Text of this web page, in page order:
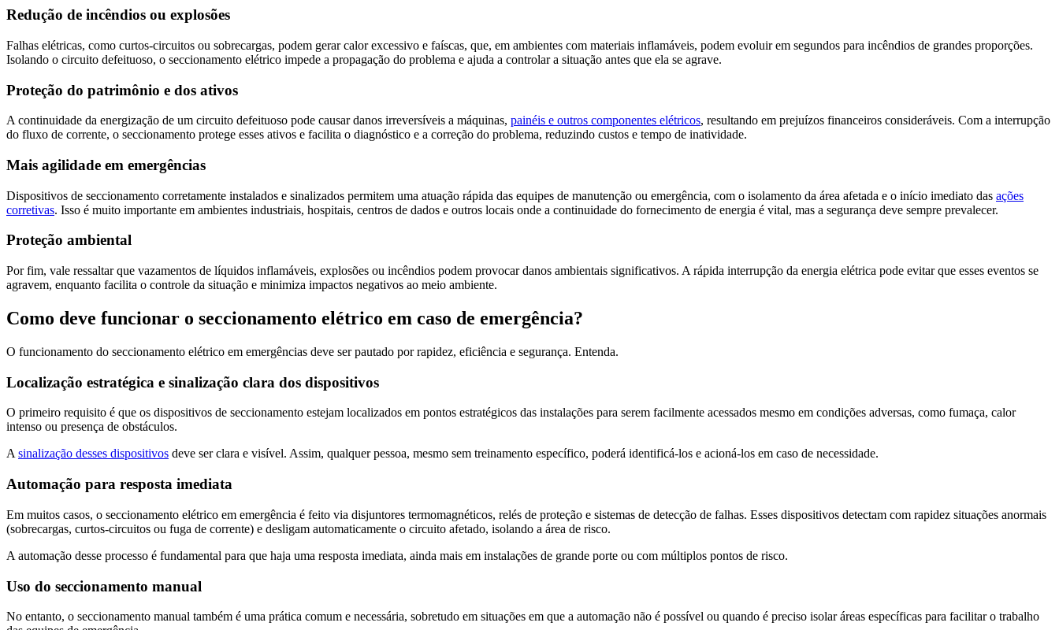
Redução de incêndios ou explosões
Falhas elétricas, como curtos-circuitos ou sobrecargas, podem gerar calor excessivo e faíscas, que, em ambientes com materiais inflamáveis, podem evoluir em segundos para incêndios de grandes proporções.
Isolando o circuito defeituoso, o seccionamento elétrico impede a propagação do problema e ajuda a controlar a situação antes que ela se agrave.
Proteção do patrimônio e dos ativos
A continuidade da energização de um circuito defeituoso pode causar danos irreversíveis a máquinas, painéis e outros componentes elétricos, resultando em prejuízos financeiros consideráveis. Com a interrupção
do fluxo de corrente, o seccionamento protege esses ativos e facilita o diagnóstico e a correção do problema, reduzindo custos e tempo de inatividade.
Mais agilidade em emergências
Dispositivos de seccionamento corretamente instalados e sinalizados permitem uma atuação rápida das equipes de manutenção ou emergência, com o isolamento da área afetada e o início imediato das ações
corretivas. Isso é muito importante em ambientes industriais, hospitais, centros de dados e outros locais onde a continuidade do fornecimento de energia é vital, mas a segurança deve sempre prevalecer.
Proteção ambiental
Por fim, vale ressaltar que vazamentos de líquidos inflamáveis, explosões ou incêndios podem provocar danos ambientais significativos. A rápida interrupção da energia elétrica pode evitar que esses eventos se
agravem, enquanto facilita o controle da situação e minimiza impactos negativos ao meio ambiente.
Como deve funcionar o seccionamento elétrico em caso de emergência?
O funcionamento do seccionamento elétrico em emergências deve ser pautado por rapidez, eficiência e segurança. Entenda.
Localização estratégica e sinalização clara dos dispositivos
O primeiro requisito é que os dispositivos de seccionamento estejam localizados em pontos estratégicos das instalações para serem facilmente acessados mesmo em condições adversas, como fumaça, calor
intenso ou presença de obstáculos.
Asinalização desses dispositivos deve ser clara e visível. Assim, qualquer pessoa, mesmo sem treinamento específico, poderá identificá-los e acioná-los em caso de necessidade.
Automação para resposta imediata
Em muitos casos, o seccionamento elétrico em emergência é feito via disjuntores termomagnéticos, relés de proteção e sistemas de detecção de falhas. Esses dispositivos detectam com rapidez situações anormais
(sobrecargas, curtos-circuitos ou fuga de corrente) e desligam automaticamente o circuito afetado, isolando a área de risco.
A automação desse processo é fundamental para que haja uma resposta imediata, ainda mais em instalações de grande porte ou com múltiplos pontos de risco.
Uso do seccionamento manual
No entanto, o seccionamento manual também é uma prática comum e necessária, sobretudo em situações em que a automação não é possível ou quando é preciso isolar áreas específicas para facilitar o trabalho